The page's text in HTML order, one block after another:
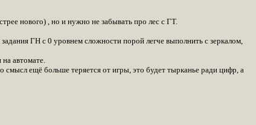
нового) , но и нужно не забывать про лес с ГТ.
ГН с 0 уровнем сложности порой легче выполнить с зеркалом,
автомате.
смысл ещё больше теряется от игры, это будет тырканье ради цифр, а